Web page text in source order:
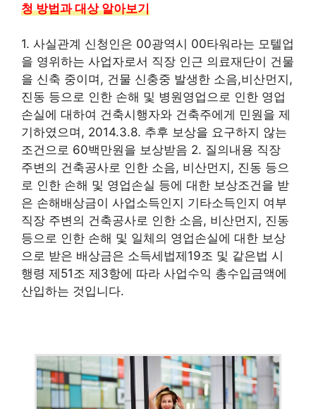
청 방법과 대상 알아보기
1. 사실관계 신청인은 00광역시 00타워라는 모텔업
을 영위하는 사업자로서 직장 인근 의료재단이 건물
을 신축 중이며, 건물 신충중 발생한 소음,비산먼지,
진동 등으로 인한 손해 및 병원영업으로 인한 영업
손실에 대하여 건축시행자와 건축주에게 민원을 제
기하였으며, 2014.3.8. 추후 보상을 요구하지 않는
조건으로 60백만원을 보상받음 2. 질의내용 직장
주변의 건축공사로 인한 소음, 비산먼지, 진동 등으
로 인한 손해 및 영업손실 등에 대한 보상조건을 받
은 손해배상금이 사업소득인지 기타소득인지 여부
직장 주변의 건축공사로 인한 소음, 비산먼지, 진동
등으로 인한 손해 및 일체의 영업손실에 대한 보상
으로 받은 배상금은 소득세법제19조 및 같은법 시
행령 제51조 제3항에 따라 사업수익 총수입금액에
산입하는 것입니다.